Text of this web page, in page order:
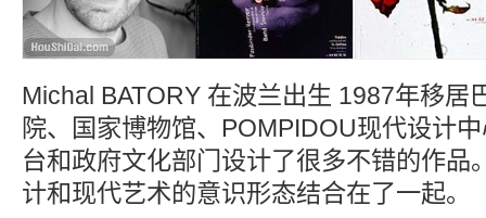
Michal BATORY 在波兰出生 1987年移居
院、国家博物馆、POMPIDOU现代设计
台和政府文化部门设计了很多不错的作品
计和现代艺术的意识形态结合在了一起。